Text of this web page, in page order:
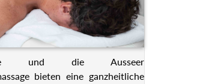
und die Ausseer
bieten eine ganzheitliche